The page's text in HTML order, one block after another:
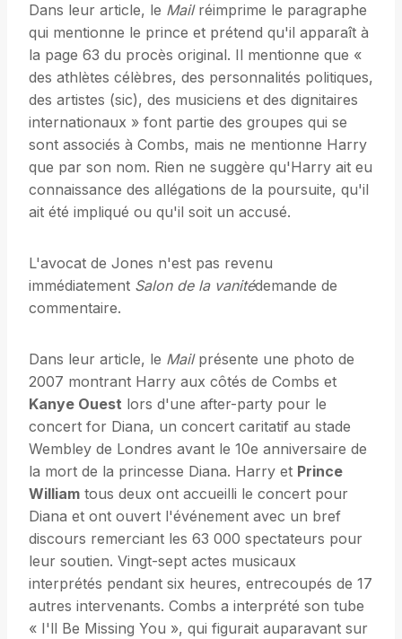
Dans leur article, le Mailréimprime le paragraphe
qui mentionne le prince et prétend qu'il apparaît à
la page 63 du procès original. Il mentionne que «
des athlètes célèbres, des personnalités politiques,
des artistes (sic), des musiciens et des dignitaires
internationaux » font partie des groupes qui se
sont associés à Combs, mais ne mentionne Harry
que par son nom. Rien ne suggère qu'Harry ait eu
connaissance des allégations de la poursuite, qu'il
ait été impliqué ou qu'il soit un accusé.
L'avocat de Jones n'est pas revenu
immédiatement Salon de la vanitédemande de
commentaire.
Dans leur article, le Mailprésente une photo de
2007 montrant Harry aux côtés de Combs et
Kanye Ouest lors d'une after-party pour le
concert for Diana, un concert caritatif au stade
Wembley de Londres avant le 10e anniversaire de
la mort de la princesse Diana. Harry et Prince
William tous deux ont accueilli le concert pour
Diana et ont ouvert l'événement avec un bref
discours remerciant les 63 000 spectateurs pour
leur soutien. Vingt-sept actes musicaux
interprétés pendant six heures, entrecoupés de 17
autres intervenants. Combs a interprété son tube
« I'll Be Missing You », qui figurait auparavant sur